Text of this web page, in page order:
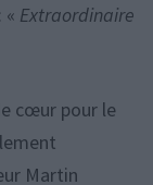
Extraordinaire
cœur pour le
Martin